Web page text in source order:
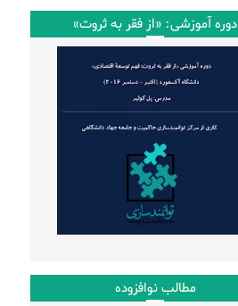
دوره آموزشی: «از فقر به ثروت»
مطالب نوافزوده